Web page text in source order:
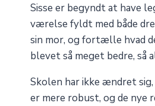
Sisse er begyndt at have
værelse fyldt med både
sin mor, og fortælle hvad
blevet så meget bedre, så
Skolen har ikke ændret
er mere robust, og de